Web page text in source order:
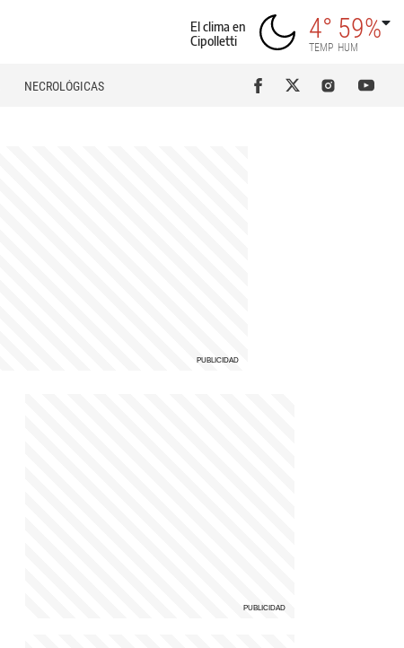
El clima en
Cipolletti
4°
TEMP
59%
HUM
NECROLÓGICAS